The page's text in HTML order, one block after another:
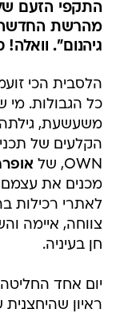
התקפי הזעם
מהרשת
גיהנום".
הלסבית הכי
כל הגבולות.
משעשעת,
הקלעים של
OWN, של
מכנים את עצמם,
לאתרי רכילות
צווחה, איימה
חן בעיניה.
יום אחד
ראיון